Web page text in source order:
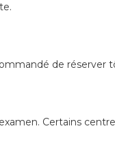
de réserver
Certains